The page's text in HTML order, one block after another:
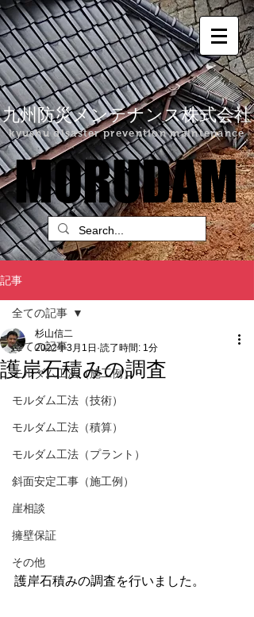
九州防災メンテナンス株式会社
kyushu disaster prevention maintenance
MORUDAM
MORUDAM
記事
全ての記事
モルダム工法（施工例）
モルダム工法（技術）
モルダム工法（積算）
モルダム工法（プラント）
斜面安定工事（施工例）
崖相談
擁壁保証
その他
全ての記事
護岸石積みの調査
杉山信二
2022年3月1日 読了時間: 1分
護岸石積みの調査を行いました。